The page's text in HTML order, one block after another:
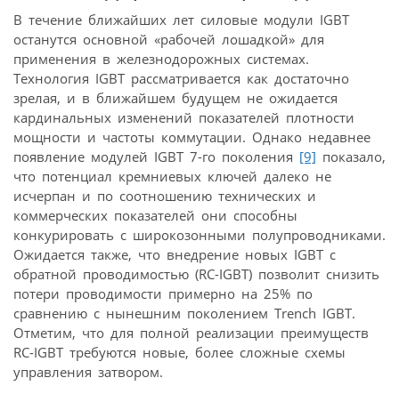
В течение ближайших лет силовые модули IGBT
останутся основной «рабочей лошадкой» для
применения в железнодорожных системах.
Технология IGBT рассматривается как достаточно
зрелая, и в ближайшем будущем не ожидается
кардинальных изменений показателей плотности
мощности и частоты коммутации. Однако недавнее
появление модулей IGBT 7-го поколения [9] показало,
что потенциал кремниевых ключей далеко не
исчерпан и по соотношению технических и
коммерческих показателей они способны
конкурировать с широкозонными полупроводниками.
Ожидается также, что внедрение новых IGBT с
обратной проводимостью (RC-IGBT) позволит снизить
потери проводимости примерно на 25% по
сравнению с нынешним поколением Trench IGBT.
Отметим, что для полной реализации преимуществ
RC-IGBT требуются новые, более сложные схемы
управления затвором.